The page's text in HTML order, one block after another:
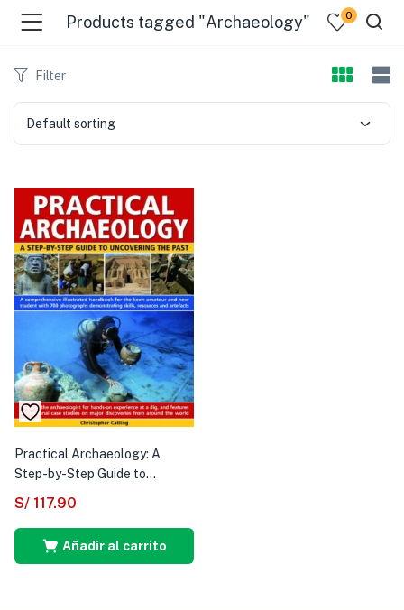
Products tagged "Archaeology" 0
Filter
Default sorting
Practical Archaeology: A
Step-by-Step Guide to...
S/ 117.90
Añadir al carrito